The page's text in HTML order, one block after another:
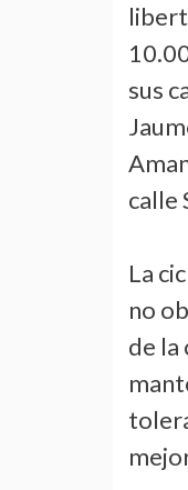
sus
calle
La
no
de la